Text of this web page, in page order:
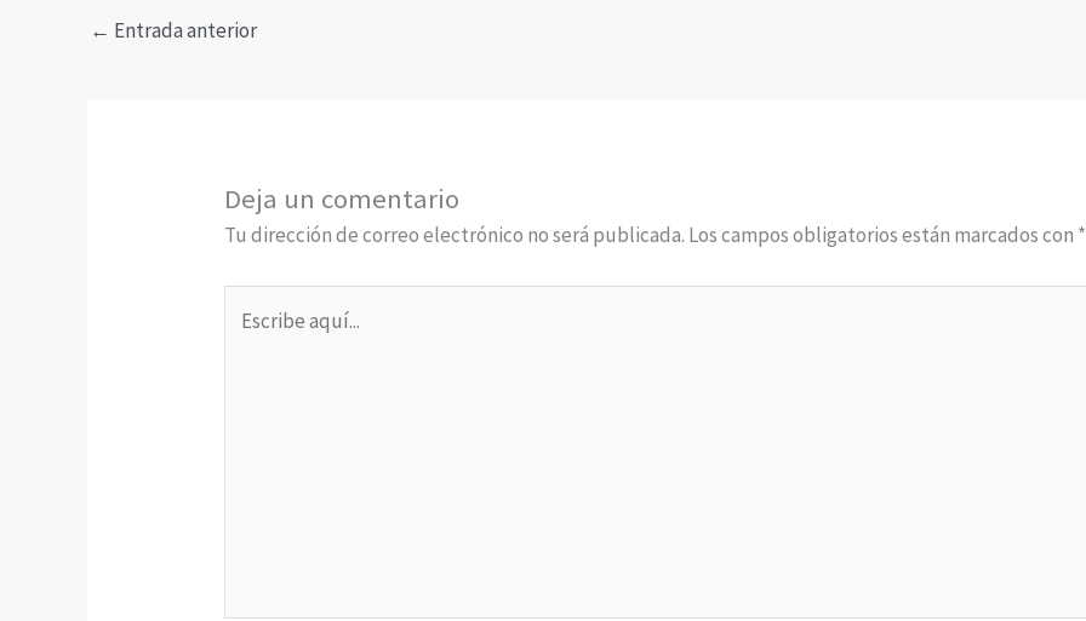
← Entrada anterior
Deja un comentario
Tu dirección de correo electrónico no será publicada. Los campos obligatorios están marcados con *